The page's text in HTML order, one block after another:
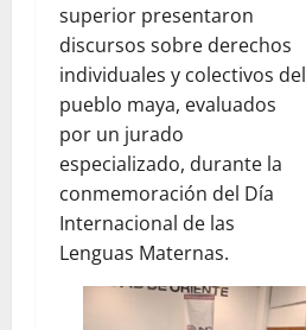
superior presentaron
discursos sobre derechos
individuales y colectivos del
pueblo maya, evaluados
por un jurado
especializado, durante la
conmemoración del Día
Internacional de las
Lenguas Maternas.